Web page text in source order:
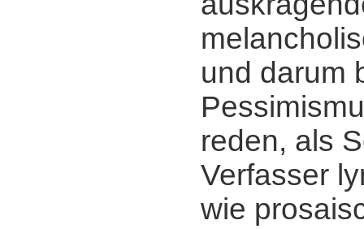
und darum
reden, als
Verfasser
wie